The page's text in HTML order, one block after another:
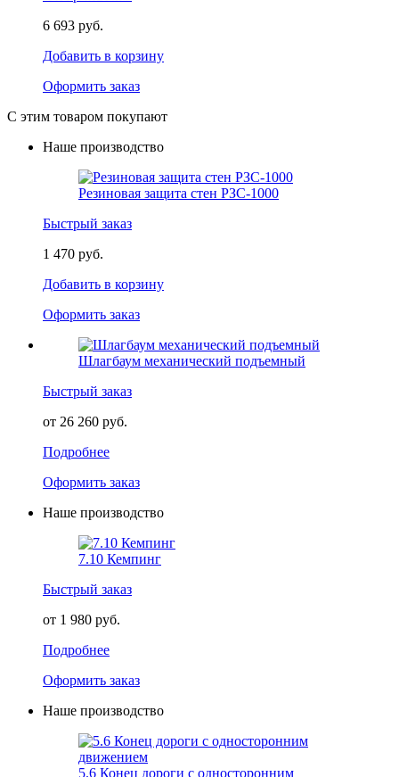
6 693 руб.
Добавить в корзину
Оформить заказ
С этим товаром покупают
Наше производство
Резиновая защита стен РЗС-1000
Быстрый заказ
1 470 руб.
Добавить в корзину
Оформить заказ
Шлагбаум механический подъемный
Быстрый заказ
от 26 260 руб.
Подробнее
Оформить заказ
Наше производство
7.10 Кемпинг
Быстрый заказ
от 1 980 руб.
Подробнее
Оформить заказ
Наше производство
5.6 Конец дороги с односторонним